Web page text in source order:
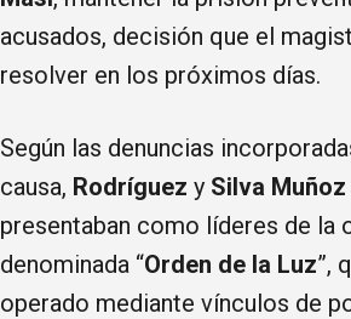
acusados, decisión que el
resolver en los próximos días.
Según las denuncias
causa, Rodríguez y Silva Muñoz
presentaban como líderes de la
denominada “Orden de la Luz”,
operado mediante vínculos de